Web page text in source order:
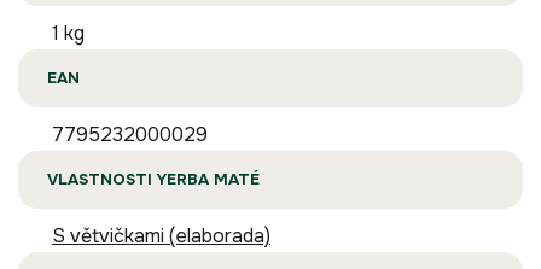
1 kg
EAN
7795232000029
VLASTNOSTI YERBA MATÉ
S větvičkami (elaborada)